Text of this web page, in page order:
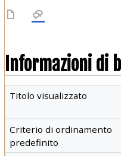
Informazioni di
Titolo visualizzato
Criterio di ordinamento
predefinito